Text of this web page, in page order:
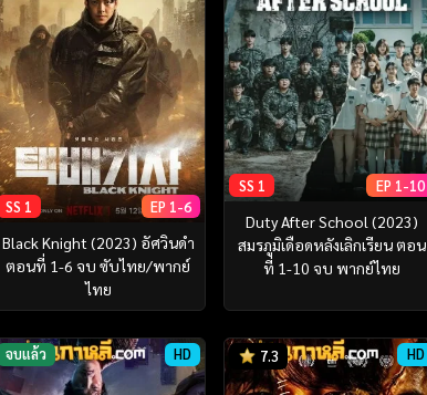
SS 1 EP 1-6
Black Knight (2023) อัศวินดำ
ตอนที่ 1-6 จบ ซับไทย/พากย์
ไทย
SS 1 EP 1-10
Duty After School (2023)
สมรภูมิเดือดหลังเลิกเรียน ตอน
ที่ 1-10 จบ พากย์ไทย
จบแล้ว HD 7.3 HD